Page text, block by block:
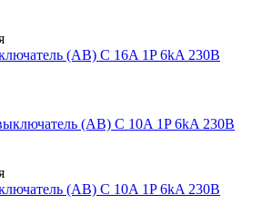
(АВ) C 16A 1P 6kA 230В
(АВ) C 10A 1P 6kA 230В